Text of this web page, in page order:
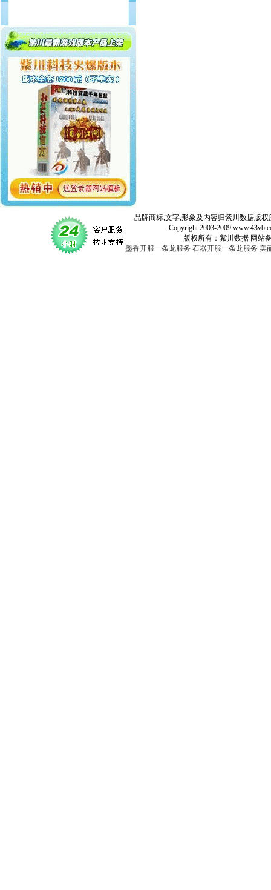
品牌商标,文字,形象及内容归紫川数据版权
Copyright 2003-2009 www.43vb.com
版权所有：紫川数据 网站备案登
墨香开服一条龙服务 石器开服一条龙服务 美